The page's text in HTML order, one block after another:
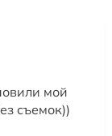
мой
съемок))